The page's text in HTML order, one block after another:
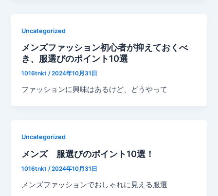
Uncategorized
メンズファッション初心者が抑えておくべ
き、服選びのポイント10選
1016tnkt/2024年10月31日
ファッションに興味はあるけど、どうやって
Uncategorized
メンズ 服選びのポイント10選！
1016tnkt /2024年10月31日
メンズファッションでおしゃれに見える服選